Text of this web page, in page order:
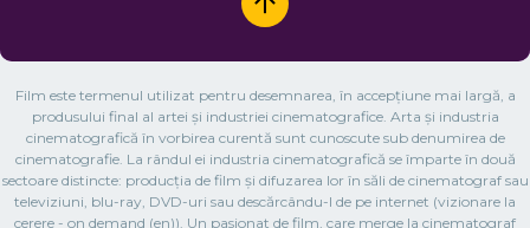
Film este termenul utilizat pentru desemnarea, în accepțiune mai largă, a
produsului final al artei și industriei cinematografice. Arta și industria
cinematografică în vorbirea curentă sunt cunoscute sub denumirea de
cinematografie. La rândul ei industria cinematografică se împarte în două
sectoare distincte: producția de film și difuzarea lor în săli de cinematograf sau
televiziuni, blu-ray, DVD-uri sau descărcându-l de pe internet (vizionare la
cerere - on demand (en)). Un pasionat de film, care merge la cinematograf